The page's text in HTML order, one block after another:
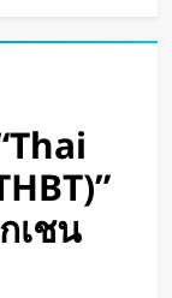
นจากคลื่น
ะเลช่วย
องขุดอุ
หิน เครื่อง
Weather
บคาด
เชน